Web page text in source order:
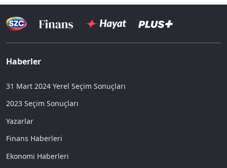
Haberler
31 Mart 2024 Yerel Seçim Sonuçları
2023 Seçim Sonuçları
Yazarlar
Finans Haberleri
Ekonomi Haberleri